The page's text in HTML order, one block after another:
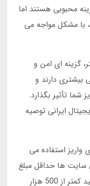
محبوبی هستند اما
با مشکل مواجه می
گزینه ای امن و
بیشتری دارند و
شما تأثیر بگذارد.
ایرانی توصیه
استفاده می
سایت ها حداقل مبلغ
برداشت دارند. مثلا ممکن است نتوانید کمتر از 500 هزار